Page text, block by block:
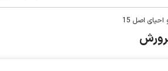
اصل 15